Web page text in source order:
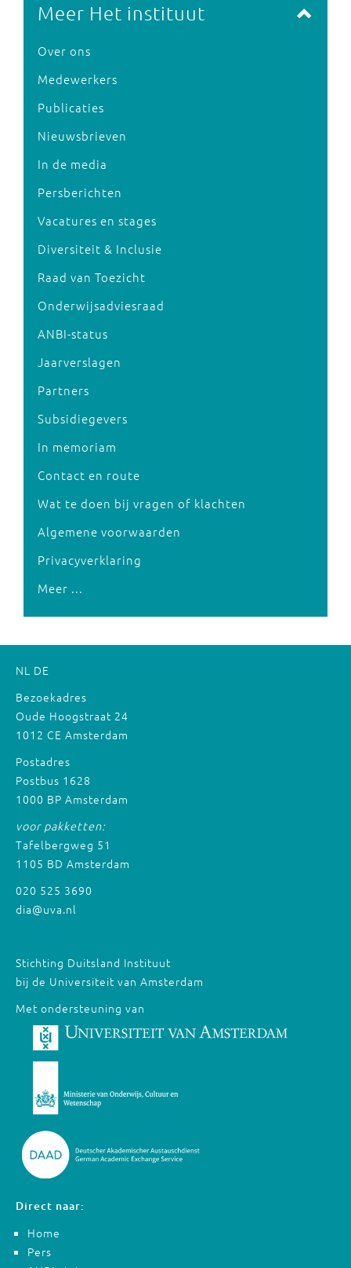
Meer Het instituut
Over ons
Medewerkers
Publicaties
Nieuwsbrieven
In de media
Persberichten
Vacatures en stages
Diversiteit & Inclusie
Raad van Toezicht
Onderwijsadviesraad
ANBI-status
Jaarverslagen
Partners
Subsidiegevers
In memoriam
Contact en route
Wat te doen bij vragen of klachten
Algemene voorwaarden
Privacyverklaring
Meer ...
NL DE
Bezoekadres
Oude Hoogstraat 24
1012 CE Amsterdam
Postadres
Postbus 1628
1000 BP Amsterdam
voor pakketten:
Tafelbergweg 51
1105 BD Amsterdam
020 525 3690
dia@uva.nl
Stichting Duitsland Instituut
bij de Universiteit van Amsterdam
Met ondersteuning van
Direct naar:
Home
Pers